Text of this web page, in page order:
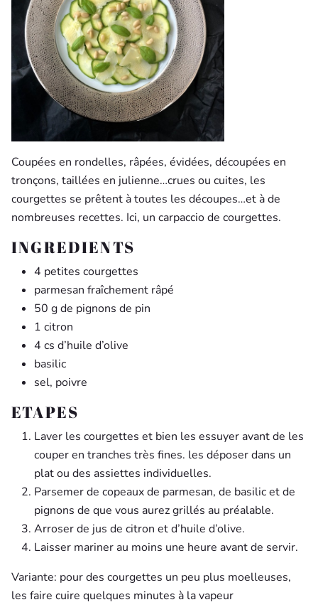
Coupées en rondelles, râpées, évidées, découpées en
tronçons, taillées en julienne…crues ou cuites, les
courgettes se prêtent à toutes les découpes…et à de
nombreuses recettes. Ici, un carpaccio de courgettes.
INGREDIENTS
4 petites courgettes
parmesan fraîchement râpé
50 g de pignons de pin
1 citron
4 cs d’huile d’olive
basilic
sel, poivre
ETAPES
Laver les courgettes et bien les essuyer avant de les
couper en tranches très fines. les déposer dans un
plat ou des assiettes individuelles.
Parsemer de copeaux de parmesan, de basilic et de
pignons de que vous aurez grillés au préalable.
Arroser de jus de citron et d’huile d’olive.
Laisser mariner au moins une heure avant de servir.
Variante: pour des courgettes un peu plus moelleuses,
les faire cuire quelques minutes à la vapeur